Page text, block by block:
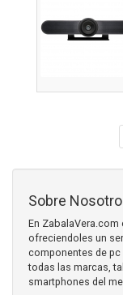
Sobre
En
ofreciendoles un
componentes de
todas las marcas,
smartphones del